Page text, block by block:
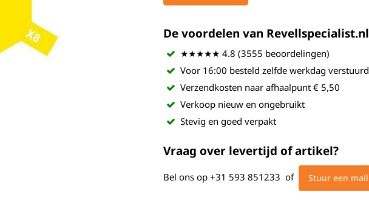
De voordelen van Revellspecialist.nl
★★★★★ 4.8 (3555 beoordelingen)
Voor 16:00 besteld zelfde werkdag verstuurd
Verzendkosten naar afhaalpunt € 5,50
Verkoop nieuw en ongebruikt
Stevig en goed verpakt
Vraag over levertijd of artikel?
Bel ons op +31 593 851233 of Stuur een mail